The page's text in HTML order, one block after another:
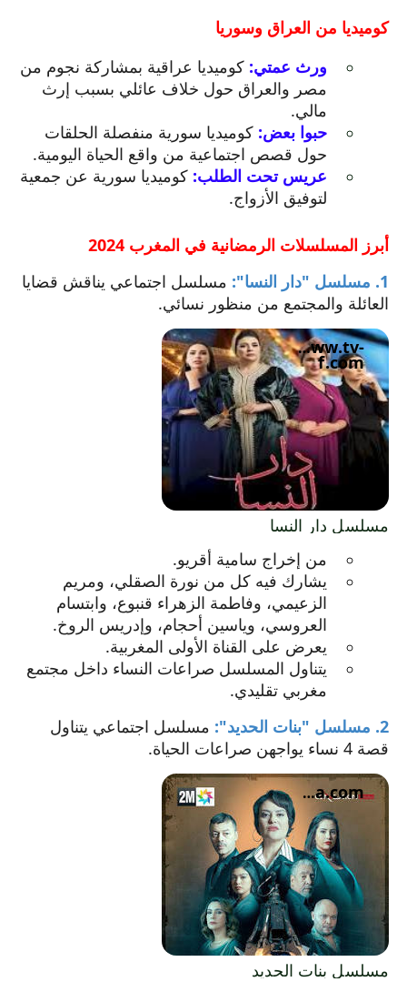
كوميديا من العراق وسوريا
ورث عمتي: كوميديا عراقية بمشاركة نجوم من
مصر والعراق حول خلاف عائلي بسبب إرث
مالي.
حبوا بعض: كوميديا سورية منفصلة الحلقات
حول قصص اجتماعية من واقع الحياة اليومية.
عريس تحت الطلب: كوميديا سورية عن جمعية
لتوفيق الأزواج.
أبرز المسلسلات الرمضانية في المغرب 2024
1. مسلسل "دار النسا":
مسلسل اجتماعي يناقش قضايا
العائلة والمجتمع من منظور نسائي.
نافذة
جديدة.
www.tv-
f.com
مسلسل دار النسا
من إخراج سامية أقريو.
يشارك فيه كل من نورة الصقلي، ومريم
الزعيمي، وفاطمة الزهراء قنبوع، وابتسام
العروسي، وياسين أحجام، وإدريس الروخ.
يعرض على القناة الأولى المغربية.
يتناول المسلسل صراعات النساء داخل مجتمع
مغربي تقليدي.
2. مسلسل "بنات الحديد":
مسلسل اجتماعي يتناول
قصة 4 نساء يواجهن صراعات الحياة.
elcinema.com
مسلسل بنات الحديد